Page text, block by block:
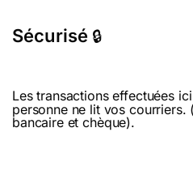
Sécurisé 🔒
Les transactions effectuées
personne ne lit vos courriers.
bancaire et chèque).